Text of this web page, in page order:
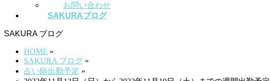
お問い合わせ
SAKURAブログ
SAKURA ブログ
HOME »
SAKURA ブログ »
占い師出勤予定 »